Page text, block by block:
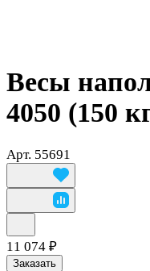
Весы
4050 (150
Арт. 55691
11 074 ₽
Заказать